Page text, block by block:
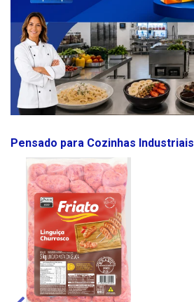
Pensado para Cozinhas Industriais